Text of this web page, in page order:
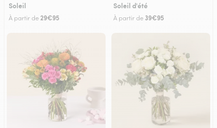
Soleil
À partir de 29€95
Soleil d'été
À partir de 39€95